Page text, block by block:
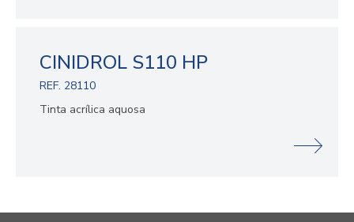
CINIDROL S110 HP
REF. 28110
Tinta acrílica aquosa